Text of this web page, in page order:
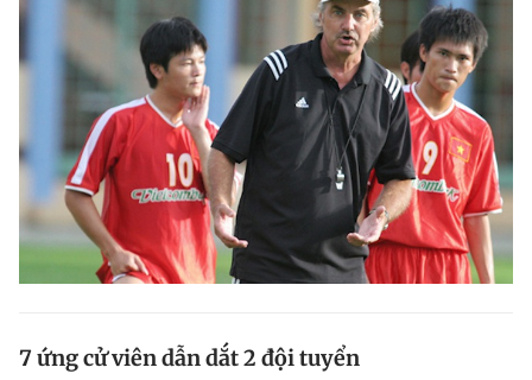
Tin thị trường Tin 360
Magazine
Sản phẩm khác
Tiện ích Bạn cần biết
7 ứng cử viên dẫn dắt 2 đội tuyển